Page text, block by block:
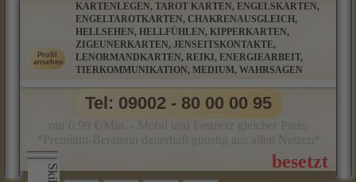
KARTENLEGEN, TAROT KARTEN, ENGELSKARTEN,
ENGELTAROTKARTEN, CHAKRENAUSGLEICH,
HELLSEHEN, HELLFÜHLEN, KIPPERKARTEN,
ZIGEUNERKARTEN, JENSEITSKONTAKTE,
LENORMANDKARTEN, REIKI, ENERGIEARBEIT,
TIERKOMMUNIKATION, MEDIUM, WAHRSAGEN
Tel: 09002 - 80 00 00 95